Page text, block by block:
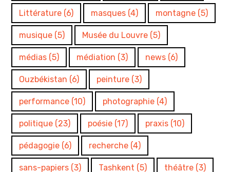
Littérature (6) masques (4) montagne (5)
musique (5) Musée du Louvre (5)
médias (5) médiation (3) news (6)
Ouzbékistan (6) peinture (3)
performance (10) photographie (4)
politique (23) poésie (17) praxis (10)
pédagogie (6) recherche (4)
sans-papiers (3) Tashkent (5) théâtre (3)